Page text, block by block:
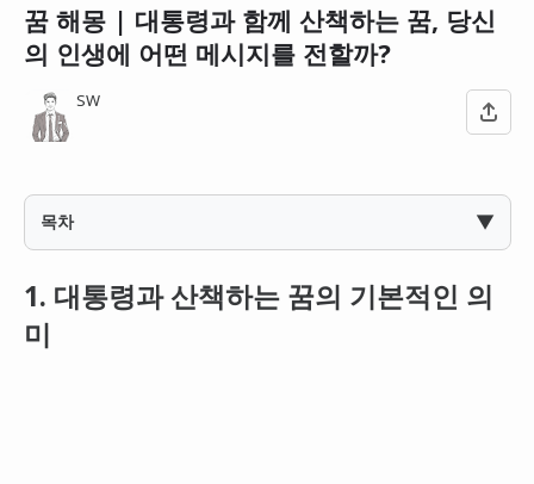
꿈 해몽 | 대통령과 함께 산책하는 꿈, 당신
의 인생에 어떤 메시지를 전할까?
SW
목차 ▼
1. 대통령과 산책하는 꿈의 기본적인 의
미